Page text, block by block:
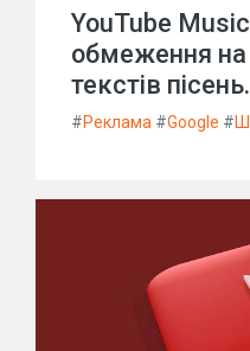
YouTube
обмеження на
текстів пісень.
#Реклама #Google #